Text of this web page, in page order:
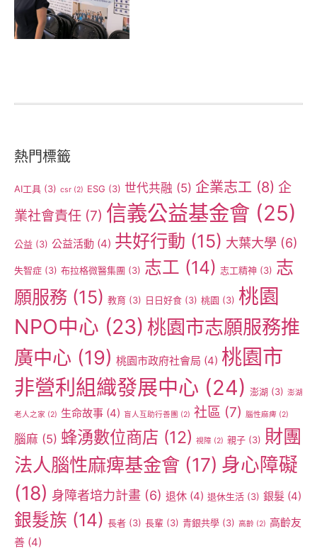
熱門標籤
AI工具 (3) csr (2) ESG (3) 世代共融 (5) 企業志工 (8) 企
業社會責任 (7) 信義公益基金會 (25)
公益 (3) 公益活動 (4) 共好行動 (15) 大葉大學 (6)
失智症 (3) 布拉格微醫集團 (3) 志工 (14) 志工精神 (3) 志
願服務 (15) 教育 (3) 日日好食 (3) 桃園 (3) 桃園
NPO中心 (23) 桃園市志願服務推
廣中心 (19) 桃園市政府社會局 (4) 桃園市
非營利組織發展中心 (24) 澎湖 (3) 澎湖
老人之家 (2) 生命故事 (4) 盲人互助行善團 (2) 社區 (7) 腦性麻痺 (2)
腦麻 (5) 蜂湧數位商店 (12) 視障 (2) 親子 (3) 財團
法人腦性麻痺基金會 (17) 身心障礙
(18) 身障者培力計畫 (6) 退休 (4) 退休生活 (3) 銀髮 (4)
銀髮族 (14) 長者 (3) 長輩 (3) 青銀共學 (3) 高齡 (2) 高齡友
善 (4)